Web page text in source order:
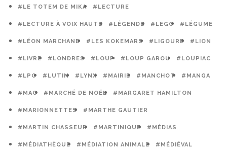
#LE TOTEM DE MIKA #LECTURE
#LECTURE À VOIX HAUTE #LÉGENDE #LEGO #LÉGUME
#LÉON MARCHAND #LES KOKEMARS #LIGOURE #LION
#LIVRE #LONDRES #LOUP #LOUP GAROU #LOUPIAC
#LPO #LUTIN #LYNX #MAIRIE #MANCHOT #MANGA
#MAO #MARCHÉ DE NOËL #MARGARET HAMILTON
#MARIONNETTES #MARTHE GAUTIER
#MARTIN CHASSEUR #MARTINIQUE #MÉDIAS
#MÉDIATHÈQUE #MÉDIATION ANIMALE #MÉDIÉVAL